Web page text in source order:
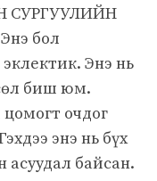
СУРГУУЛИЙН
бол
Энэ нь
биш юм.
цомогт очдог
энэ нь бүх
асуудал байсан.